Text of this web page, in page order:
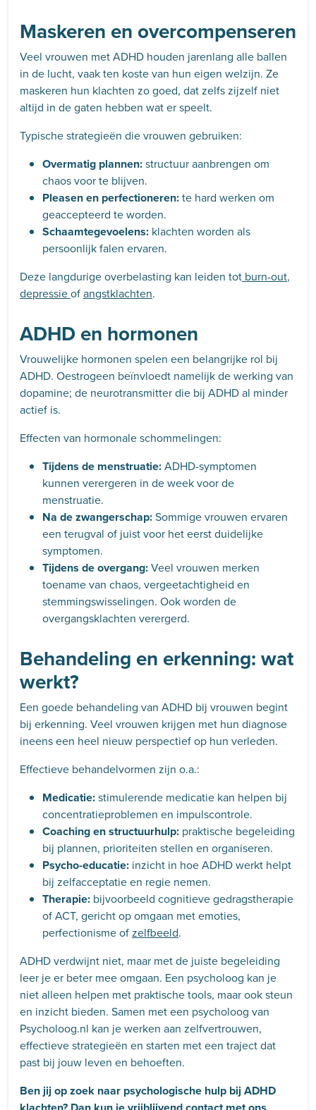
Maskeren en overcompenseren
Veel vrouwen met ADHD houden jarenlang alle ballen
in de lucht, vaak ten koste van hun eigen welzijn. Ze
maskeren hun klachten zo goed, dat zelfs zijzelf niet
altijd in de gaten hebben wat er speelt.
Typische strategieën die vrouwen gebruiken:
Overmatig plannen:structuur aanbrengen om
chaos voor te blijven.
Pleasen en perfectioneren:te hard werken om
geaccepteerd te worden.
Schaamtegevoelens: klachten worden als
persoonlijk falen ervaren.
Deze langdurige overbelasting kan leiden tot burn-out,
depressieofangstklachten.
ADHD en hormonen
Vrouwelijke hormonen spelen een belangrijke rol bij
ADHD. Oestrogeen beïnvloedt namelijk de werking van
dopamine; de neurotransmitter die bij ADHD al minder
actief is.
Effecten van hormonale schommelingen:
Tijdens de menstruatie:ADHD-symptomen
kunnen verergeren in de week voor de
menstruatie.
Na de zwangerschap:Sommige vrouwen ervaren
een terugval of juist voor het eerst duidelijke
symptomen.
Tijdens de overgang:Veel vrouwen merken
toename van chaos, vergeetachtigheid en
stemmingswisselingen. Ook worden de
overgangsklachten verergerd.
Behandeling en erkenning: wat
werkt?
Een goede behandeling van ADHD bij vrouwen begint
bij erkenning. Veel vrouwen krijgen met hun diagnose
ineens een heel nieuw perspectief op hun verleden.
Effectieve behandelvormen zijn o.a.:
Medicatie:stimulerende medicatie kan helpen bij
concentratieproblemen en impulscontrole.
Coaching en structuurhulp: praktische begeleiding
bij plannen, prioriteiten stellen en organiseren.
Psycho-educatie: inzicht in hoe ADHD werkt helpt
bij zelfacceptatie en regie nemen.
Therapie: bijvoorbeeld cognitieve gedragstherapie
of ACT, gericht op omgaan met emoties,
perfectionisme ofzelfbeeld.
ADHD verdwijnt niet, maar met de juiste begeleiding
leer je er beter mee omgaan. Een psycholoog kan je
niet alleen helpen met praktische tools, maar ook steun
en inzicht bieden. Samen met een psycholoog van
Psycholoog.nl kan je werken aan zelfvertrouwen,
effectieve strategieën en starten met een traject dat
past bij jouw leven en behoeften.
Ben jij op zoek naar psychologische hulp bij ADHD